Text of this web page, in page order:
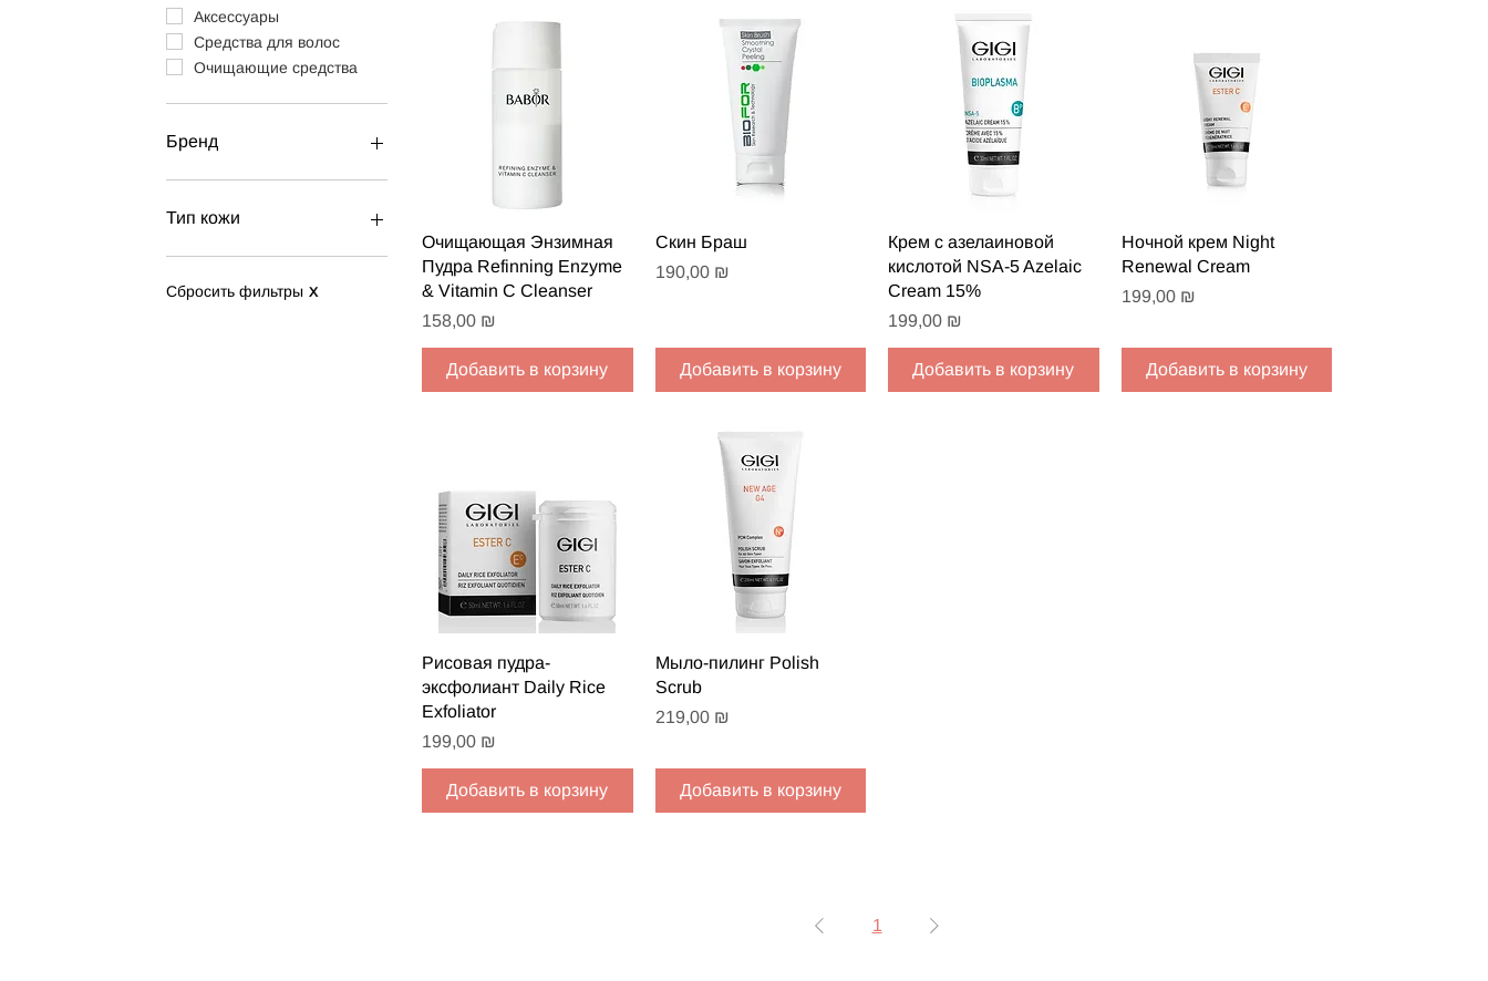
Аксессуары
Средства для волос
Очищающие средства
Бренд
BABOR
BIOFOR
LIBERALEX
ONYX
Тип кожи
Все типы кожи
Чувствительная кожа
Сбросить фильтры X
Быстрый просмотр
Очищающая Энзимная
Пудра Refinning Enzyme
& Vitamin C Cleanser
Цена
158,00 ₪
Добавить в корзину
Быстрый просмотр
Скин Браш
Цена
190,00 ₪
Добавить в корзину
Быстрый просмотр
Крем с азелаиновой
кислотой NSA-5 Azelaic
Cream 15%
Цена
199,00 ₪
Добавить в корзину
Быстрый просмотр
Ночной крем Night
Renewal Cream
Цена
199,00 ₪
Добавить в корзину
Быстрый просмотр
Рисовая пудра-
эксфолиант Daily Rice
Exfoliator
Цена
199,00 ₪
Добавить в корзину
Быстрый просмотр
Мыло-пилинг Polish
Scrub
Цена
219,00 ₪
Добавить в корзину
1